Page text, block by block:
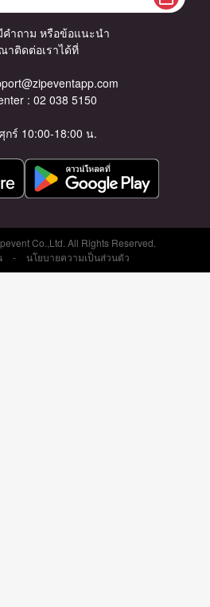
ำถาม หรือข้อแนะนำ
าติดต่อเราได้ที่
: 02 038 5150
กร์ 10:00-18:00 น.
Co.,Ltd. All Rights Reserved.
- นโยบายความเป็นส่วนตัว